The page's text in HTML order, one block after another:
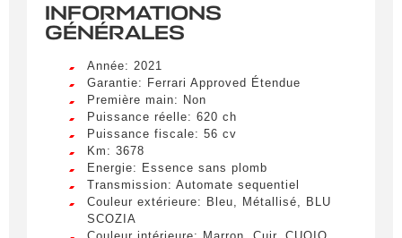
INFORMATIONS
GÉNÉRALES
Année: 2021
Garantie: Ferrari Approved Étendue
Première main: Non
Puissance réelle: 620 ch
Puissance fiscale: 56 cv
Km: 3678
Energie: Essence sans plomb
Transmission: Automate sequentiel
Couleur extérieure: Bleu, Métallisé, BLU
SCOZIA